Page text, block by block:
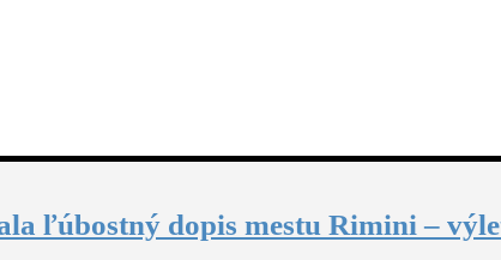
ľúbostný dopis mestu Rimini –